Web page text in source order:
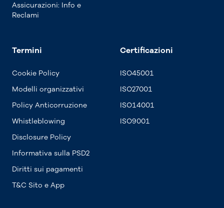
Assicurazioni: Info e
Reclami
Termini
Cookie Policy
Modelli organizzativi
Policy Anticorruzione
Whistleblowing
Disclosure Policy
Informativa sulla PSD2
Diritti sui pagamenti
T&C Sito e App
Certificazioni
ISO45001
ISO27001
ISO14001
ISO9001